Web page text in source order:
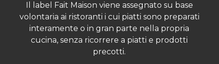
Il label Fait Maison viene assegnato su base
volontaria ai ristoranti i cui piatti sono preparati
interamente o in gran parte nella propria
cucina, senza ricorrere a piatti e prodotti
precotti.